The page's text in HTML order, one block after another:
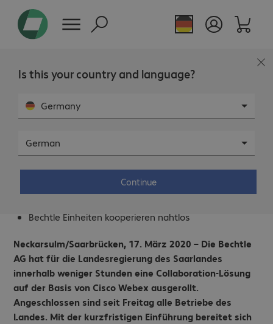
Is this your country and language?
Germany
German
Continue
Bechtle unterstützt Regierung des
Saarlandes mit Collaboration-Plattform
Bechtle führt Cisco Webex Teams innerhalb weniger
Bechtle Einheiten kooperieren nahtlos
Neckarsulm/Saarbrücken, 17. März 2020 – Die Bechtle
AG hat für die Landesregierung des Saarlandes
innerhalb weniger Stunden eine Collaboration-Lösung
auf der Basis von Cisco Webex ausgerollt.
Angeschlossen sind seit Freitag alle Betriebe des
Landes. Mit der kurzfristigen Einführung bereitet sich